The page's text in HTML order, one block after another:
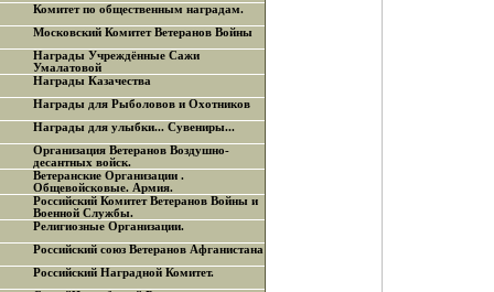
Комитет по общественным наградам.
Московский Комитет Ветеранов Войны
Награды Учреждённые Сажи
Умалатовой
Награды Казачества
Награды для Рыболовов и Охотников
Награды для улыбки... Сувениры...
Организация Ветеранов Воздушно-
десантных войск.
Ветеранские Организации .
Общевойсковые. Армия.
Российский Комитет Ветеранов Войны и
Военной Службы.
Религиозные Организации.
Российский союз Ветеранов Афганистана
Российский Наградной Комитет.